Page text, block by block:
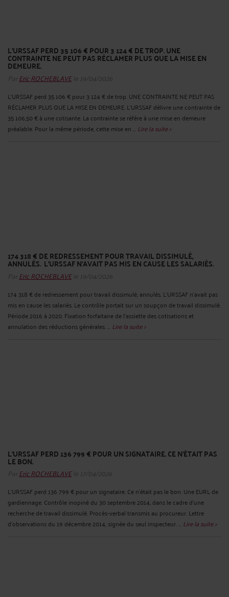
L'URSSAF PERD 35 106 € POUR 3 124 € DE TROP. UNE
CONTRAINTE NE PEUT PAS RÉCLAMER PLUS QUE LA MISE EN
DEMEURE.
Par Eric ROCHEBLAVEle 19/04/2026
L'URSSAF perd 35 106 € pour 3 124 € de trop. UNE CONTRAINTE NE PEUT PAS
RÉCLAMER PLUS QUE LA MISE EN DEMEURE. L'URSSAF délivre une contrainte de
35 106,50 € à une cotisante. La contrainte se réfère à une mise en demeure
préalable. Pour la même période, cette mise en ... Lire la suite >
174 318 € DE REDRESSEMENT POUR TRAVAIL DISSIMULÉ,
ANNULÉS. L'URSSAF N'AVAIT PAS MIS EN CAUSE LES SALARIÉS.
Par Eric ROCHEBLAVEle 19/04/2026
174 318 € de redressement pour travail dissimulé, annulés. L'URSSAF n'avait pas
mis en cause les salariés. Le contrôle portait sur un soupçon de travail dissimulé.
Période 2016 à 2020. Fixation forfaitaire de l'assiette des cotisations et
annulation des réductions générales. ... Lire la suite >
L'URSSAF PERD 136 799 € POUR UN SIGNATAIRE. CE N'ÉTAIT PAS
LE BON.
Par Eric ROCHEBLAVEle 17/04/2026
L'URSSAF perd 136 799 € pour un signataire. Ce n'était pas le bon. Une EURL de
gardiennage. Contrôle inopiné du 30 septembre 2014, dans le cadre d'une
recherche de travail dissimulé. Procès-verbal transmis au procureur. Lettre
d'observations du 19 décembre 2014, signée du seul inspecteur. ... Lire la suite >